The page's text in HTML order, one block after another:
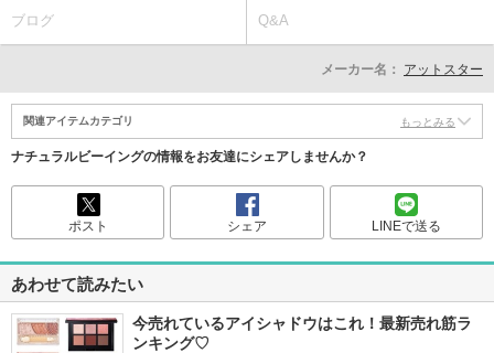
ブログ Q&A
メーカー名： アットスター
関連アイテムカテゴリ もっとみる
ナチュラルビーイングの情報をお友達にシェアしませんか？
ポスト シェア LINEで送る
あわせて読みたい
今売れているアイシャドウはこれ！最新売れ筋ラ
ンキング♡